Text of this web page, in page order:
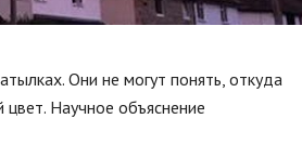
Они не могут понять, откуда
Научное объяснение